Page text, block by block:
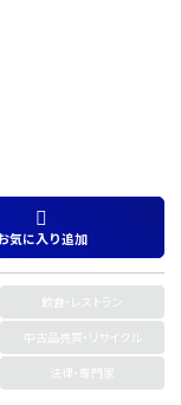
気に入り追加
飲食・レストラン
中古品売買・リサイクル
法律・専門家